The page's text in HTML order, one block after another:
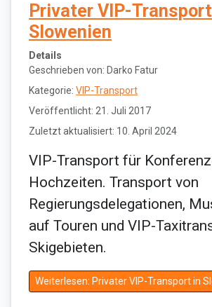
Privater VIP-
Slowenien
Details
Geschrieben von: Darko Fatur
Kategorie: VIP-Transport
Veröffentlicht: 21. Juli 2017
Zuletzt aktualisiert: 10. April 2024
VIP-Transport für
Hochzeiten. Transport von
Regierungsdelegationen,
auf Touren und VIP-
Skigebieten.
Weiterlesen: Privater VIP-Transport in